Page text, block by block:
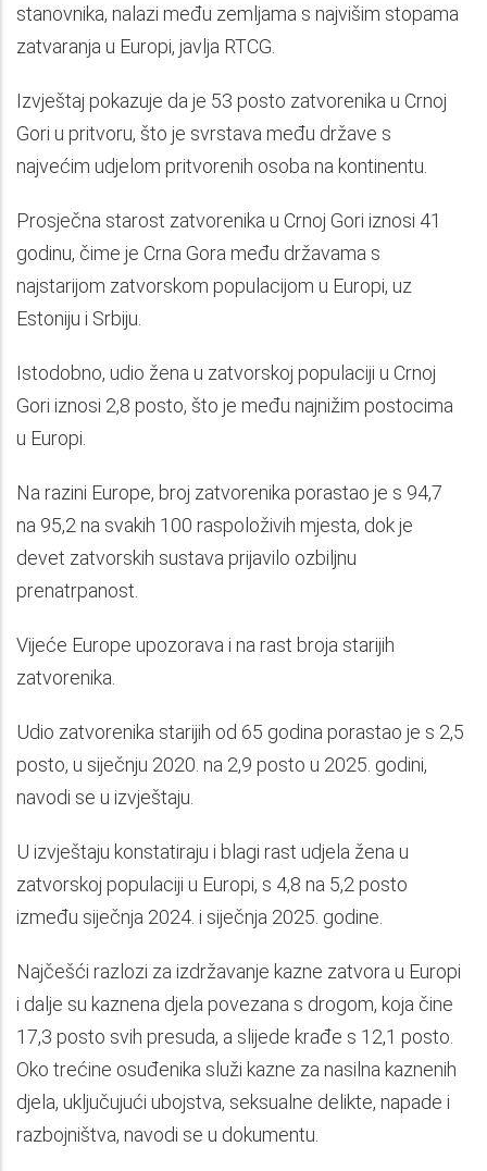
stanovnika, nalazi među zemljama s najvišim stopama
zatvaranja u Europi, javlja RTCG.
Izvještaj pokazuje da je 53 posto zatvorenika u Crnoj
Gori u pritvoru, što je svrstava među države s
najvećim udjelom pritvorenih osoba na kontinentu.
Prosječna starost zatvorenika u Crnoj Gori iznosi 41
godinu, čime je Crna Gora među državama s
najstarijom zatvorskom populacijom u Europi, uz
Estoniju i Srbiju.
Istodobno, udio žena u zatvorskoj populaciji u Crnoj
Gori iznosi 2,8 posto, što je među najnižim postocima
u Europi.
Na razini Europe, broj zatvorenika porastao je s 94,7
na 95,2 na svakih 100 raspoloživih mjesta, dok je
devet zatvorskih sustava prijavilo ozbiljnu
prenatrpanost.
Vijeće Europe upozorava i na rast broja starijih
zatvorenika.
Udio zatvorenika starijih od 65 godina porastao je s 2,5
posto, u siječnju 2020. na 2,9 posto u 2025. godini,
navodi se u izvještaju.
U izvještaju konstatiraju i blagi rast udjela žena u
zatvorskoj populaciji u Europi, s 4,8 na 5,2 posto
između siječnja 2024. i siječnja 2025. godine.
Najčešći razlozi za izdržavanje kazne zatvora u Europi
i dalje su kaznena djela povezana s drogom, koja čine
17,3 posto svih presuda, a slijede krađe s 12,1 posto.
Oko trećine osuđenika služi kazne za nasilna kaznenih
djela, uključujući ubojstva, seksualne delikte, napade i
razbojništva, navodi se u dokumentu.